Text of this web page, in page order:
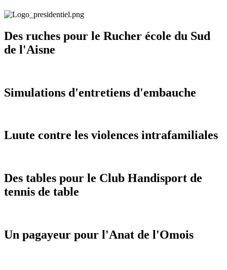
Des ruches pour le Rucher école du Sud
de l'Aisne
Simulations d'entretiens d'embauche
Luute contre les violences intrafamiliales
Des tables pour le Club Handisport de
tennis de table
Un pagayeur pour l'Anat de l'Omois